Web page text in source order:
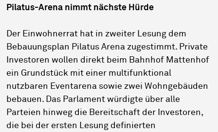
Pilatus-Arena nimmt nächste Hürde
Der Einwohnerrat hat in zweiter Lesung dem
Bebauungsplan Pilatus Arena zugestimmt. Private
Investoren wollen direkt beim Bahnhof Mattenhof
ein Grundstück mit einer multifunktional
nutzbaren Eventarena sowie zwei Wohngebäuden
bebauen. Das Parlament würdigte über alle
Parteien hinweg die Bereitschaft der Investoren,
die bei der ersten Lesung definierten